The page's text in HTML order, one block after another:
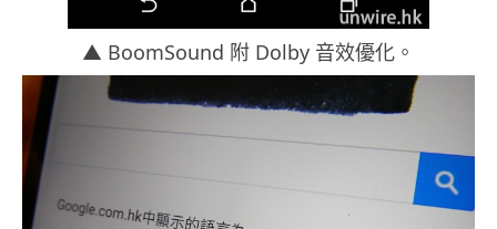
▲ BoomSound 附 Dolby 音效優化。